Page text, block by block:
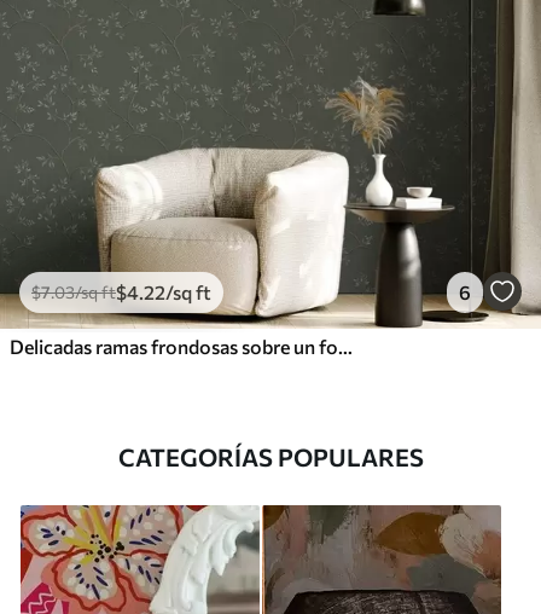
$7.03/sq ft$4.22/sq ft 6
Delicadas ramas frondosas sobre un fondo verde oscuro
CATEGORÍAS POPULARES